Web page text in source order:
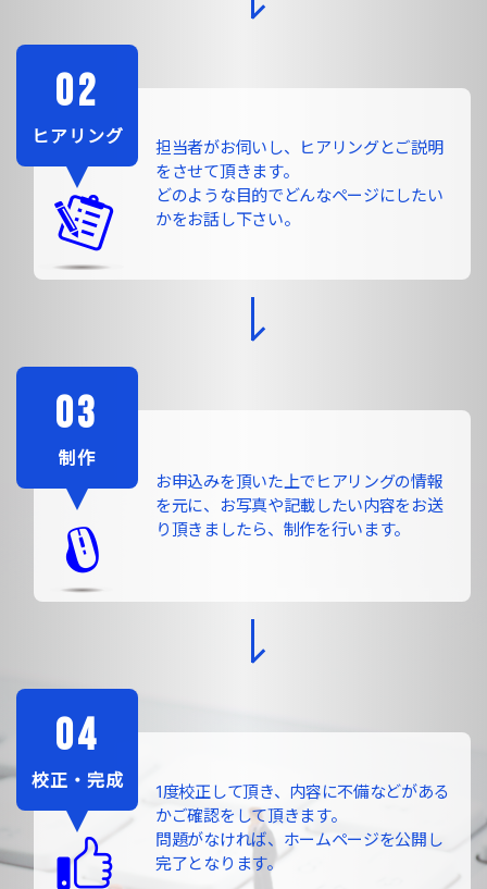
ヒアリング
担当者がお伺いし、ヒアリングとご説明
をさせて頂きます。
どのような目的でどんなページにしたい
かをお話し下さい。
制作
お申込みを頂いた上でヒアリングの情報
を元に、お写真や記載したい内容をお送
り頂きましたら、制作を行います。
校正・完成
1度校正して頂き、内容に不備などがある
かご確認をして頂きます。
問題がなければ、ホームページを公開し
完了となります。